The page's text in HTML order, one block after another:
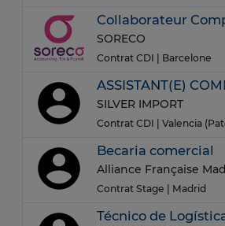
Collaborateur
SORECO
Contrat CDI | Barcelone
ASSISTANT(E)
SILVER IMPORT
Contrat CDI | Valencia
Becaria comercial
Alliance Française
Contrat Stage | Madrid
Técnico de